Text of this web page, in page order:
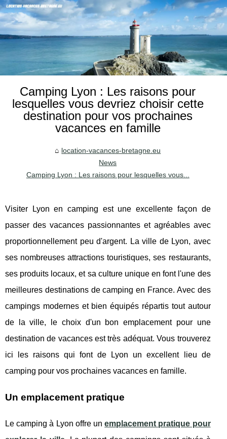
Camping Lyon : Les raisons pour
lesquelles vous devriez choisir cette
destination pour vos prochaines
vacances en famille
location-vacances-bretagne.eu
News
Camping Lyon : Les raisons pour lesquelles vous...
Visiter Lyon en camping est une excellente façon de
passer des vacances passionnantes et agréables avec
proportionnellement peu d'argent. La ville de Lyon, avec
ses nombreuses attractions touristiques, ses restaurants,
ses produits locaux, et sa culture unique en font l'une des
meilleures destinations de camping en France. Avec des
campings modernes et bien équipés répartis tout autour
de la ville, le choix d'un bon emplacement pour une
destination de vacances est très adéquat. Vous trouverez
ici les raisons qui font de Lyon un excellent lieu de
camping pour vos prochaines vacances en famille.
Un emplacement pratique
Le camping à Lyon offre unemplacement pratique pour